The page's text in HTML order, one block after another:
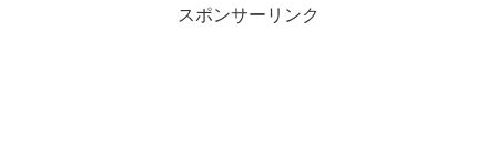
スポンサーリンク